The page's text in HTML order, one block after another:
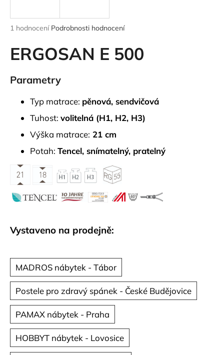
Průměrné
produktu
je
z
5
1 hodnocení Podrobnosti hodnocení
ERGOSAN E 500
Parametry
Typ matrace: pěnová, sendvičová
Tuhost: volitelná (H1, H2, H3)
Výška matrace: 21 cm
Potah: Tencel, snímatelný, pratelný
Vystaveno na prodejně:
MADROS nábytek - Tábor
Postele pro zdravý spánek - České Budějovice
PAMAX nábytek - Praha
HOBBYT nábytek - Lovosice
j
t
?
HLEDAT
o
r
č
u
e
m
e